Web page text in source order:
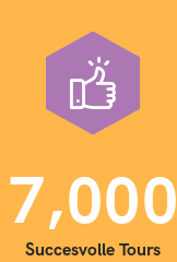
7,000
Succesvolle Tours